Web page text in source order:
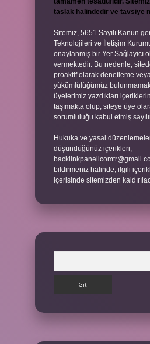
taslak halindedir ve tavsiye
Sitemiz, 5651 Sayılı Kanun
Teknolojileri ve İletişim
onaylanmış bir Yer Sağlayıcı
vermektedir. Bu nedenle,
proaktif olarak denetleme
yükümlülüğümüz
üyelerimiz yazdıkları
taşımakta olup, siteye üye
sorumluluğu kabul etmiş
Hukuka ve yasal
düşündüğünüz içerikleri,
bildirmeniz halinde, ilgili
içerisinde sitemizden